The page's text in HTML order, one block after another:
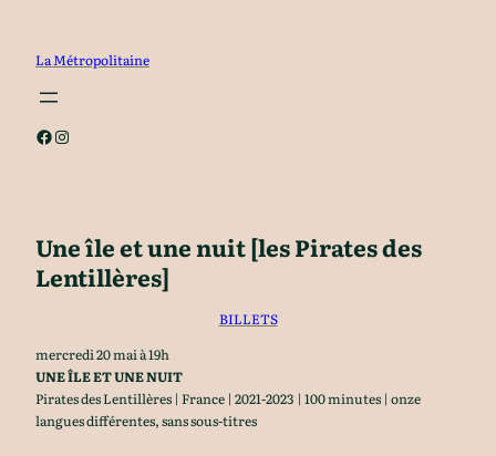
contenu
La Métropolitaine
Facebook Instagram
Une île et une nuit [les Pirates des
Lentillères]
BILLETS
mercredi 20 mai à 19h
UNE ÎLE ET UNE NUIT
Pirates des Lentillères | France | 2021-2023 | 100 minutes | onze
langues différentes, sans sous-titres